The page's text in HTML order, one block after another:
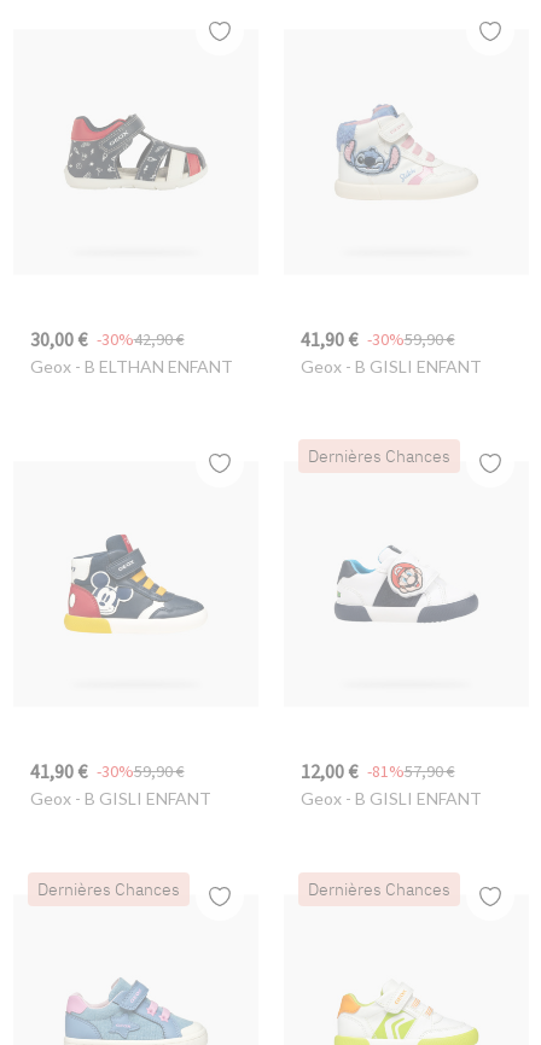
30,00 € 42,90 €
-30%
Geox- B ELTHAN ENFANT
41,90 € 59,90 €
-30%
Geox- B GISLI ENFANT
41,90 € 59,90 €
-30%
Geox- B GISLI ENFANT
Dernières Chances
12,00 € 57,90 €
-81%
Geox- B GISLI ENFANT
Dernières Chances Dernières Chances